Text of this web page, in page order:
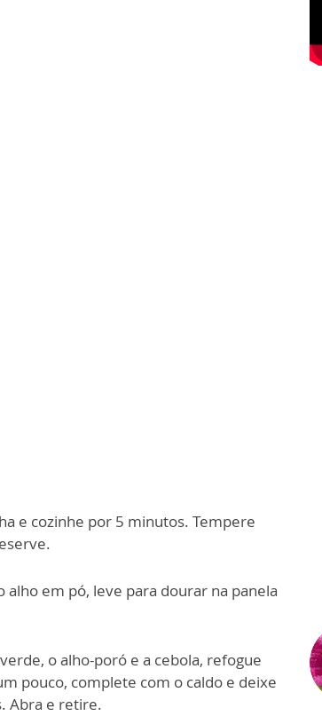
e cozinhe por 5 minutos. Tempere
alho em pó, leve para dourar na panela
o alho-poró e a cebola, refogue
pouco, complete com o caldo e deixe
Abra e retire.